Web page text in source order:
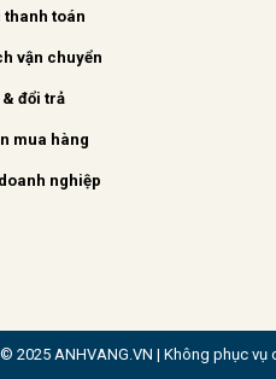
thanh toán
vận chuyển
đổi trả
mua hàng
nghiệp
2025 ANHVANG.VN | Không phục vụ